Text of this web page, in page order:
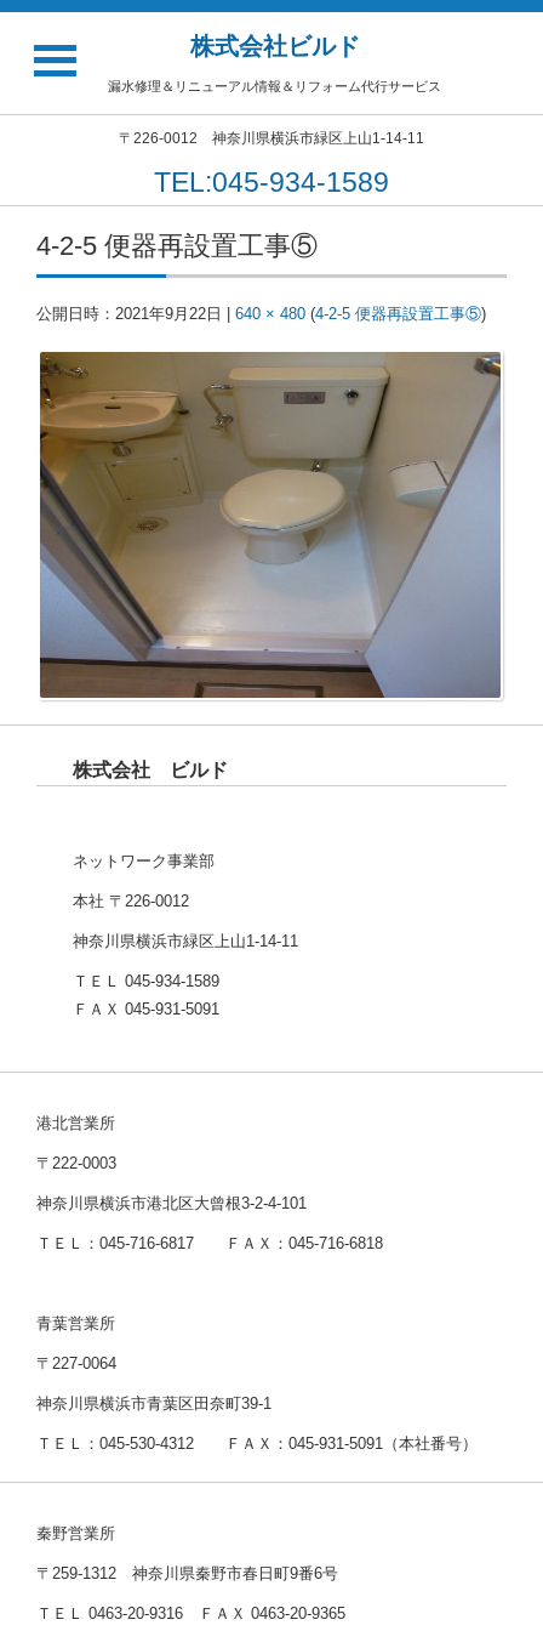
株式会社ビルド
漏水修理＆リニューアル情報＆リフォーム代行サービス
〒226-0012 神奈川県横浜市緑区上山1-14-11
TEL:045-934-1589
4-2-5 便器再設置工事⑤
公開日時： 2021年9月22日 640 × 480 (4-2-5 便器再設置工事⑤)
株式会社 ビルド
ネットワーク事業部
本社 〒226-0012
神奈川県横浜市緑区上山1-14-11
ＴＥＬ 045-934-1589
ＦＡＸ 045-931-5091
港北営業所
〒222-0003
神奈川県横浜市港北区大曾根3-2-4-101
ＴＥＬ：045-716-6817 ＦＡＸ：045-716-6818
青葉営業所
〒227-0064
神奈川県横浜市青葉区田奈町39-1
ＴＥＬ：045-530-4312 ＦＡＸ：045-931-5091（本社番号）
秦野営業所
〒259-1312 神奈川県秦野市春日町9番6号
ＴＥＬ 0463-20-9316 ＦＡＸ 0463-20-9365